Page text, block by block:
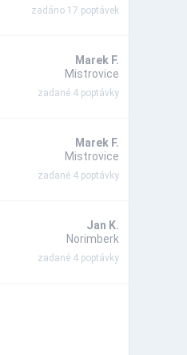
zadáno 17 poptávek
Marek F.
Mistrovice
zadané 4 poptávky
Marek F.
Mistrovice
zadané 4 poptávky
Jan K.
Norimberk
zadané 4 poptávky